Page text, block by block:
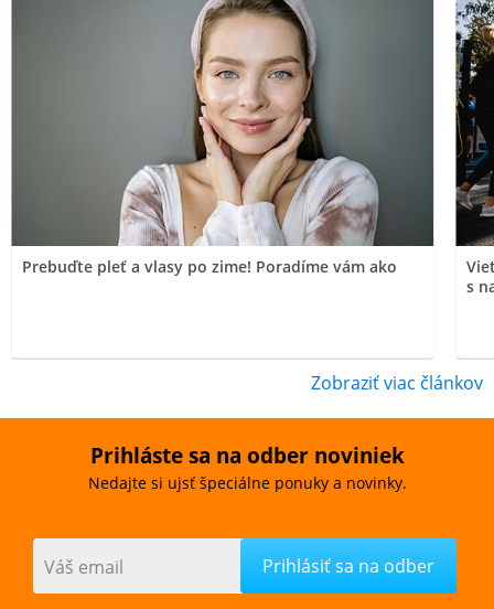
Prebuďte pleť a vlasy po zime! Poradíme vám ako
s
Zobraziť viac článkov
Prihláste sa na odber noviniek
Nedajte si ujsť špeciálne ponuky a novinky.
Váš email